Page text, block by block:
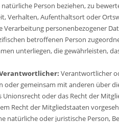
Person beziehen, zu
Verhalten, Aufenthaltsort oder
Verarbeitung personenbezogener
betroffenen Person
unterliegen, die gewährleisten,
Verantwortlicher
oder gemeinsam mit anderen über
oder das Recht der
Recht der Mitgliedstaaten
natürliche oder juristische Person,